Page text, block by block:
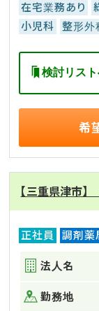
在宅業務あり
小児科
整形外
検討リス
希
【三重県津市
正社員 調剤薬
法人名
勤務地